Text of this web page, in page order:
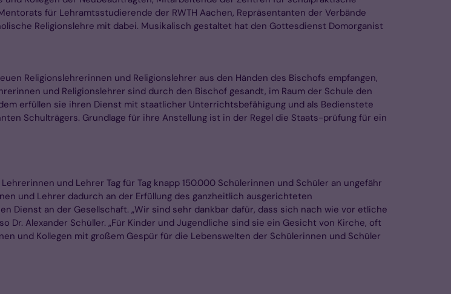
für Lehramtsstudierende der RWTH Aachen, Repräsentanten der Verbände
Religionslehre mit dabei. Musikalisch gestaltet hat den Gottesdienst Domorganist
Religionslehrerinnen und Religionslehrer aus den Händen des Bischofs empfangen,
und Religionslehrer sind durch den Bischof gesandt, im Raum der Schule den
erfüllen sie ihren Dienst mit staatlicher Unterrichtsbefähigung und als Bedienstete
Schulträgers. Grundlage für ihre Anstellung ist in der Regel die Staats-prüfung für ein
und Lehrer Tag für Tag knapp 150.000 Schülerinnen und Schüler an ungefähr
und Lehrer dadurch an der Erfüllung des ganzheitlich ausgerichteten
Dienst an der Gesellschaft. „Wir sind sehr dankbar dafür, dass sich nach wie vor etliche
Alexander Schüller. „Für Kinder und Jugendliche sind sie ein Gesicht von Kirche, oft
und Kollegen mit großem Gespür für die Lebenswelten der Schülerinnen und Schüler